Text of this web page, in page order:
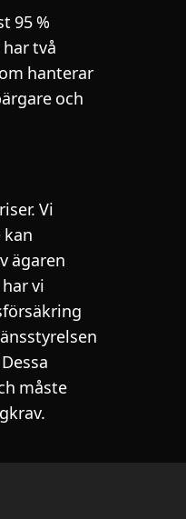
95 %
två
hanterar
och
Vi
kan
ägaren
vi
måste